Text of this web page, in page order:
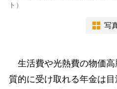
ト）
写
生活費や光熱費の物価高
質的に受け取れる年金は